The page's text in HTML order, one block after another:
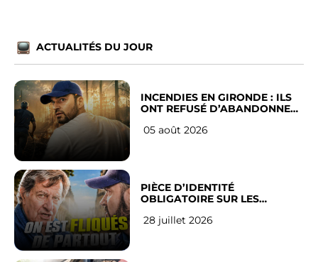
ACTUALITÉS DU JOUR
INCENDIES EN GIRONDE : ILS
ONT REFUSÉ D’ABANDONNER
05 août 2026
PIÈCE D’IDENTITÉ
OBLIGATOIRE SUR LES
Français
28 juillet 2026